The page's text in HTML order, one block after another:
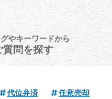
やキーワードから
質問を探す
代位弁済 任意売却